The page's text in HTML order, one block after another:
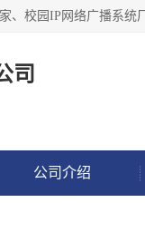
司
公司介绍